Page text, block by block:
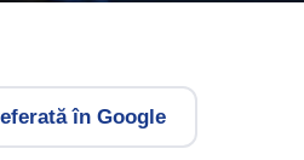
în Google